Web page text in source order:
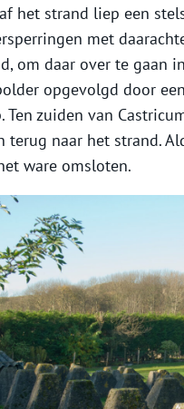
het strand liep een
met
om daar over te gaan
opgevolgd door
Ten zuiden van
terug naar het strand.
ware omsloten.